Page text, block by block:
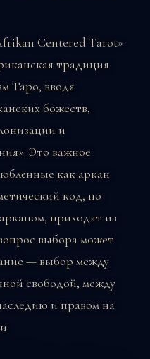
Centered Tarot»
традиция
Таро, вводя
божеств,
и
Это важное
как аркан
код, но
приходят из
выбора может
— выбор между
свободой, между
и правом на